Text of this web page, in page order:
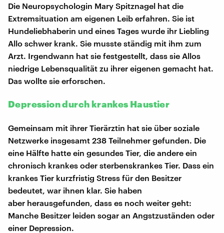
Die Neuropsychologin Mary Spitznagel hat die
Extremsituation am eigenen Leib erfahren. Sie ist
Hundeliebhaberin und eines Tages wurde ihr Liebling
Allo schwer krank. Sie musste ständig mit ihm zum
Arzt. Irgendwann hat sie festgestellt, dass sie Allos
niedrige Lebensqualität zu ihrer eigenen gemacht hat.
Das wollte sie erforschen.
Depression durch krankes Haustier
Gemeinsam mit ihrer Tierärztin hat sie über soziale
Netzwerke insgesamt 238 Teilnehmer gefunden. Die
eine Hälfte hatte ein gesundes Tier, die andere ein
chronisch krankes oder sterbenskrankes Tier. Dass ein
krankes Tier kurzfristig Stress für den Besitzer
bedeutet, war ihnen klar. Sie haben
aber herausgefunden, dass es noch weiter geht:
Manche Besitzer leiden sogar an Angstzuständen oder
einer Depression.